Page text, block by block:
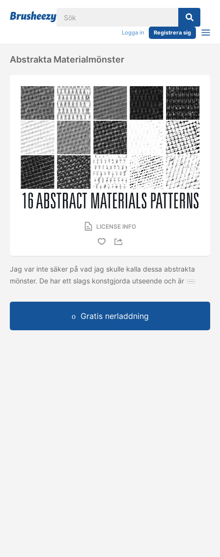
Logga in Registrera sig
Abstrakta Materialmönster
LICENSE INFO
Jag var inte säker på vad jag skulle kalla dessa abstrakta
mönster. De har ett slags konstgjorda utseende och är
Gratis nerladdning